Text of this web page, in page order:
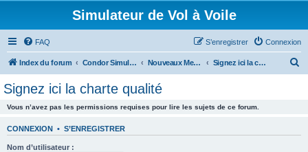
Simulateur de Vol à Voile
FAQ Connexion
S’enregistrer
Index du forum Condor Simulateur de Vol à Voile Nouveaux Membres Signez ici la charte qualité
Signez ici la charte qualité
Vous n’avez pas les permissions requises pour lire les sujets de ce forum.
CONNEXION • S’ENREGISTRER
Nom d’utilisateur :